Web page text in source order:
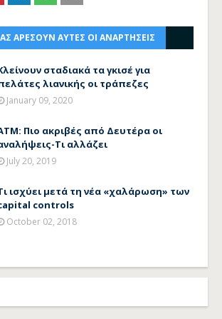
ΑΡΕΣΟΥΝ ΑΥΤΕΣ ΟΙ ΑΝΑΡΤΗΣΕΙΣ
σταδιακά τα γκισέ για
λιανικής οι τράπεζες
January 09, 2020
Πιο ακριβές από Δευτέρα οι
Τι αλλάζει
July 20, 2019
ισχύει μετά τη νέα «χαλάρωση» των
controls
October 02, 2018